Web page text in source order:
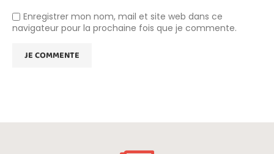
Enregistrer mon nom, mail et site web dans ce
navigateur pour la prochaine fois que je commente.